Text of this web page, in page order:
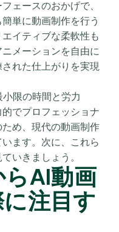
ェースのおかげで、
単に動画制作を行う
イティブな柔軟性も
メーションを自由に
れた仕上がりを実現
限の時間と労力
でプロフェッショナ
め、現代の動画制作
ます。次に、これら
いきましょう。
AI動画
注目す